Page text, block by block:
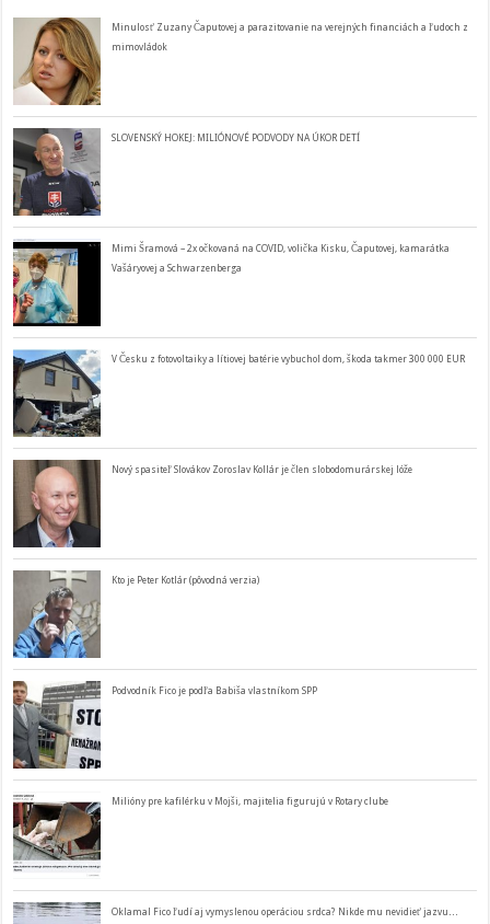
Minulosť Zuzany Čaputovej a parazitovanie na verejných financiách a ľudoch z
mimovládok
SLOVENSKÝ HOKEJ: MILIÓNOVÉ PODVODY NA ÚKOR DETÍ
Mimi Šramová – 2x očkovaná na COVID, volička Kisku, Čaputovej, kamarátka
Vašáryovej a Schwarzenberga
V Česku z fotovoltaiky a lítiovej batérie vybuchol dom, škoda takmer 300 000 EUR
Nový spasiteľ Slovákov Zoroslav Kollár je člen slobodomurárskej lóže
Kto je Peter Kotlár (pôvodná verzia)
Podvodník Fico je podľa Babiša vlastníkom SPP
Milióny pre kafilérku v Mojši, majitelia figurujú v Rotary clube
Oklamal Fico ľudí aj vymyslenou operáciou srdca? Nikde mu nevidieť jazvu…